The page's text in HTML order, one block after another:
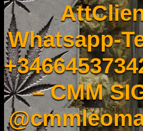
Whatsapp-
– CMM